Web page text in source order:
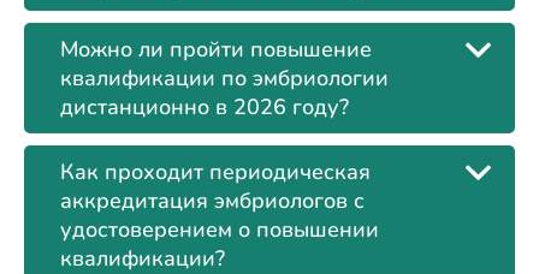
Можно ли пройти повышение
квалификации по эмбриологии
дистанционно в 2026 году?
Как проходит периодическая
аккредитация эмбриологов с
удостоверением о повышении
квалификации?